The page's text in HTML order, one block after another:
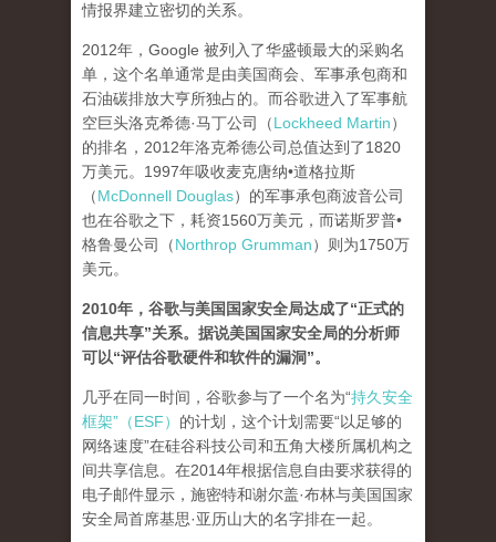
情报界建立密切的关系。
2012年，Google 被列入了华盛顿最大的采购名
单，这个名单通常是由美国商会、军事承包商和
石油碳排放大亨所独占的。而谷歌进入了军事航
空巨头洛克希德·马丁公司（Lockheed Martin）
的排名，2012年洛克希德公司总值达到了1820
万美元。1997年吸收麦克唐纳•道格拉斯
（McDonnell Douglas）的军事承包商波音公司
也在谷歌之下，耗资1560万美元，而诺斯罗普•
格鲁曼公司（Northrop Grumman）则为1750万
美元。
2010年，谷歌与美国国家安全局达成了“正式的
信息共享”关系。据说美国国家安全局的分析师
可以“评估谷歌硬件和软件的漏洞”。
几乎在同一时间，谷歌参与了一个名为“持久安全
框架”（ESF） 的计划，这个计划需要“以足够的
网络速度”在硅谷科技公司和五角大楼所属机构之
间共享信息。在2014年根据信息自由要求获得的
电子邮件显示，施密特和谢尔盖·布林与美国国家
安全局首席基思·亚历山大的名字排在一起。